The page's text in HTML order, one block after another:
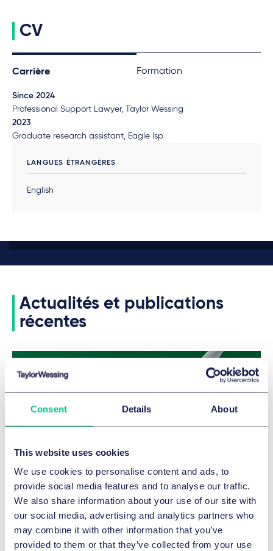
Consent Details About
This website uses cookies
We use cookies to personalise content and ads, to
provide social media features and to analyse our traffic.
We also share information about your use of our site with
our social media, advertising and analytics partners who
may combine it with other information that you’ve
provided to them or that they’ve collected from your use
CV
Carrière Formation
Since 2024
Professional Support Lawyer, Taylor Wessing
2023
Graduate research assistant, Eagle lsp
LANGUES ÉTRANGÈRES
English
Actualités et publications
récentes
Rapport « Clean Energy Legal
Advisers » 2025/2026 : Taylor Wessing